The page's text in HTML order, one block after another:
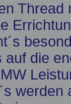
Thread
auf die